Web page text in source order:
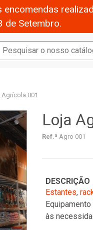
de Setembro.
Agrícola 001
Loja
Ref.ª Agro 001
DESCRIÇÃO
Estantes,
às